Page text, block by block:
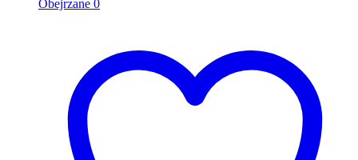
Obejrzane 0